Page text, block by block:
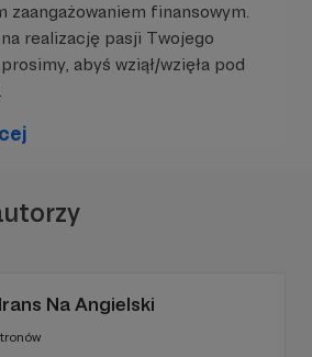
zaangażowaniem finansowym.
realizację pasji Twojego
abyś wziął/wzięła pod
Na Angielski